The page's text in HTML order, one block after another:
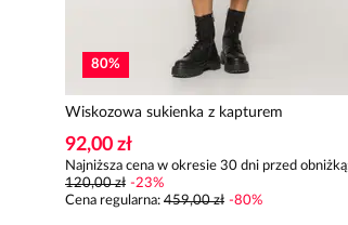
80%
Wiskozowa sukienka z kapturem
92,00 zł
Najniższa cena w okresie 30 dni przed
120,00 zł -23%
Cena regularna: 459,00 zł -80%